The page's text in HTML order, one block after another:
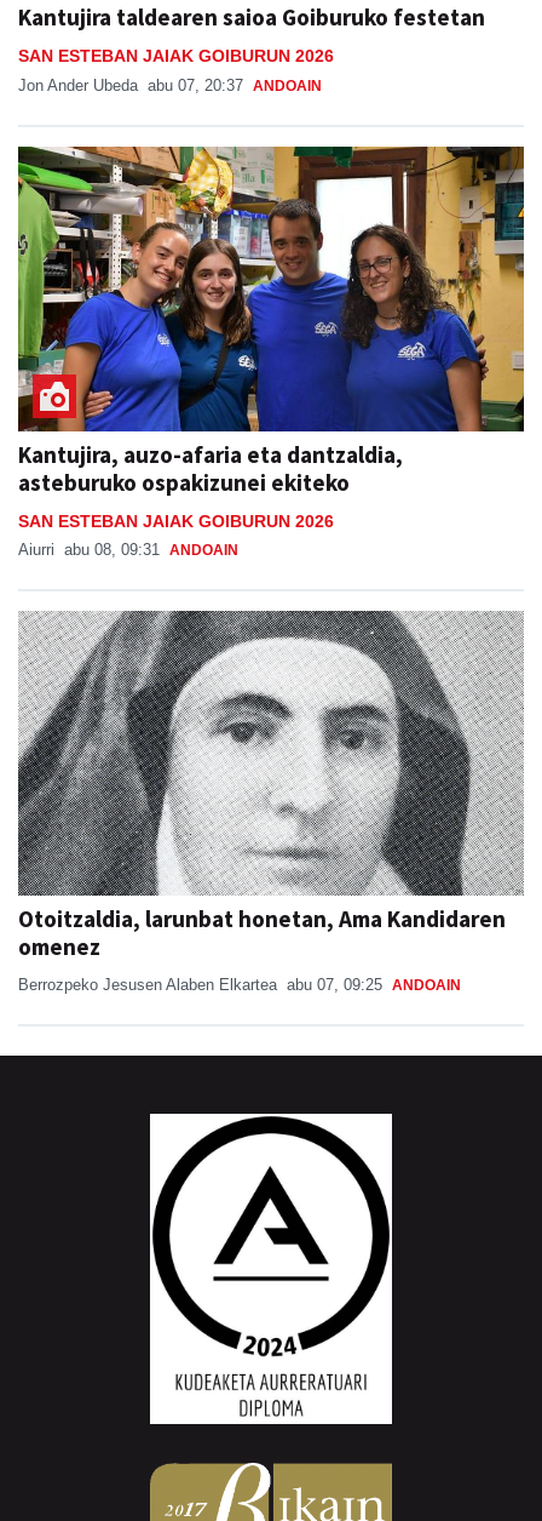
Kantujira taldearen saioa Goiburuko festetan
SAN ESTEBAN JAIAK GOIBURUN 2026
Jon Ander Ubeda abu 07, 20:37 ANDOAIN
Kantujira, auzo-afaria eta dantzaldia,
asteburuko ospakizunei ekiteko
SAN ESTEBAN JAIAK GOIBURUN 2026
Aiurri abu 08, 09:31 ANDOAIN
Otoitzaldia, larunbat honetan, Ama Kandidaren
omenez
Berrozpeko Jesusen Alaben Elkartea abu 07, 09:25 ANDOAIN